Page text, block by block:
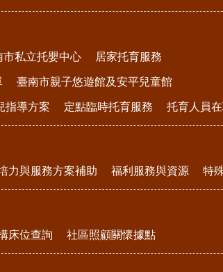
市私立托嬰中心 居家托育服務
臺南市親子悠遊館及安平兒童館
指導方案 定點臨時托育服務 托育人員
力與服務方案補助 福利服務與資源 特
床位查詢 社區照顧關懷據點